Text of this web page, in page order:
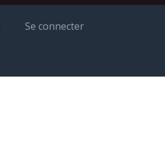
Se connecter